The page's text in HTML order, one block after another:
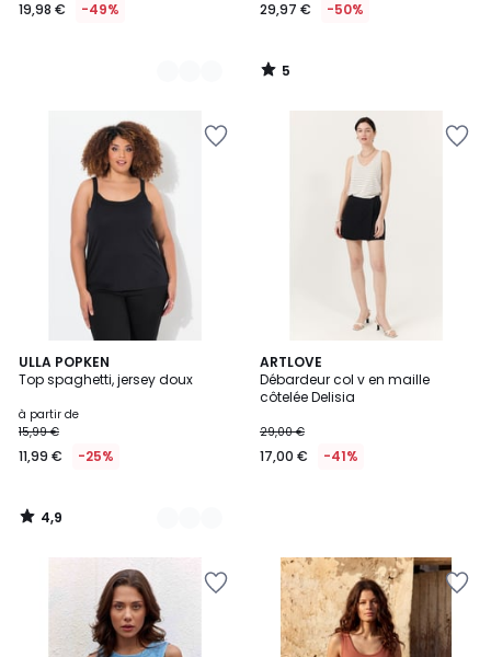
19,98 € -49% 29,97 € -50%
5
/
ULLA POPKEN
Top spaghetti, jersey doux
à partir de
15,99 €
11,99 € -25%
4,9
/ 5
28
Couleurs
4,9
/
ARTLOVE
Débardeur col v en maille
côtelée Delisia
29,00 €
17,00 € -41%